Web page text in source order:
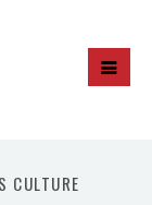
CULTURE